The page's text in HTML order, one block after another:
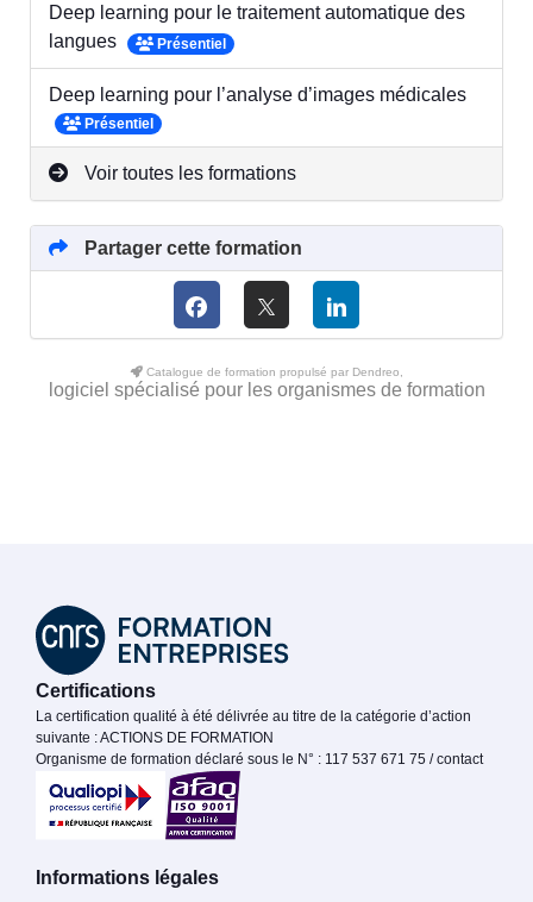
Deep learning pour le traitement automatique des
langues
Présentiel
Deep learning pour l’analyse d’images médicales
Présentiel
Voir toutes les formations
Partager cette formation
Catalogue de formation propulsé par Dendreo,
logiciel spécialisé pour les organismes de formation
Certifications
La certification qualité à été délivrée au titre de la catégorie d’action
suivante : ACTIONS DE FORMATION
Organisme de formation déclaré sous le N° : 117 537 671 75 / contact
Informations légales